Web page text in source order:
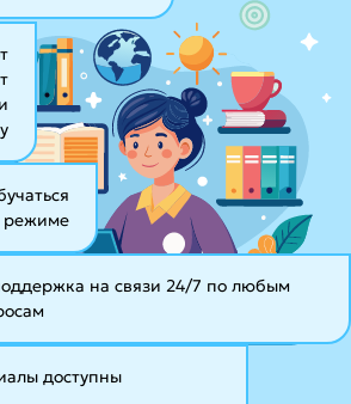
режиме
на связи 24/7 по любым
доступны